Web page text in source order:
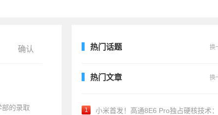
的录取
热门话题 换
热门文章 换
1
小米首发！高通8E6 Pro独占硬核技术